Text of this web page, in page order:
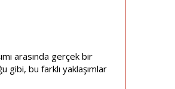
arasında gerçek bir
gibi, bu farklı yaklaşımlar